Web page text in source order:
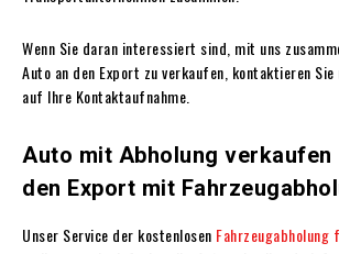
Wenn Sie daran interessiert sind, mit uns
Auto an den Export zu verkaufen, kontaktieren
auf Ihre Kontaktaufnahme.
Auto mit Abholung
den Export mit
Unser Service der kostenlosen Fahrzeugabholung